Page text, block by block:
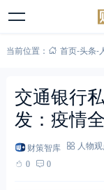
当前位置： 首页-头条-
交通银行
发：疫情
财策智库 人物观
0
0